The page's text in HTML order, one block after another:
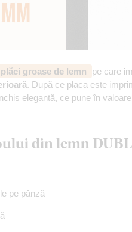
groase de lemn pe care
. După ce placa este
elegantă, ce pune în
din lemn
pe pânză